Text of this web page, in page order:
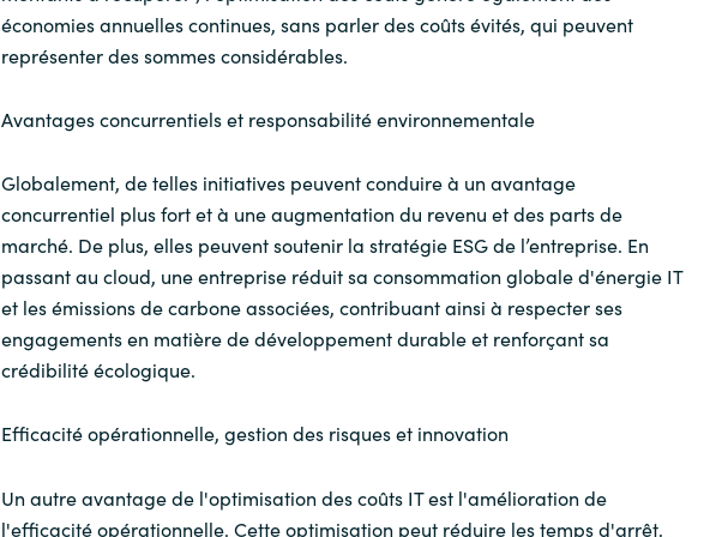
économies annuelles continues, sans parler des coûts évités, qui peuvent
représenter des sommes considérables.
Avantages concurrentiels et responsabilité environnementale
Globalement, de telles initiatives peuvent conduire à un avantage
concurrentiel plus fort et à une augmentation du revenu et des parts de
marché. De plus, elles peuvent soutenir la stratégie ESG de l’entreprise. En
passant au cloud, une entreprise réduit sa consommation globale d'énergie IT
et les émissions de carbone associées, contribuant ainsi à respecter ses
engagements en matière de développement durable et renforçant sa
crédibilité écologique.
Efficacité opérationnelle, gestion des risques et innovation
Un autre avantage de l'optimisation des coûts IT est l'amélioration de
l'efficacité opérationnelle. Cette optimisation peut réduire les temps d'arrêt,